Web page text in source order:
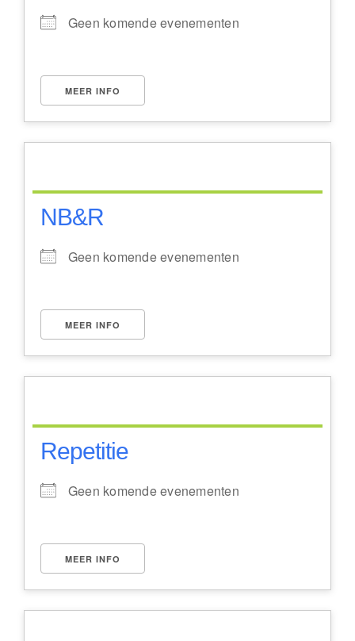
Geen komende evenementen
MEER INFO
NB&R
Geen komende evenementen
MEER INFO
Repetitie
Geen komende evenementen
MEER INFO